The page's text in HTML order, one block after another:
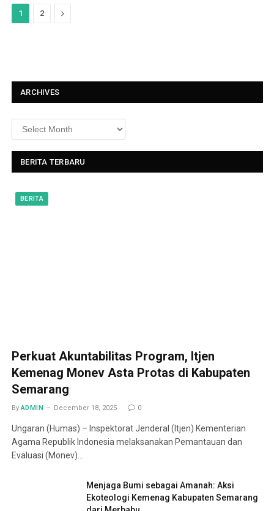
1 2
N
ARCHIVES
BERITA TERBARU
BERITA
Perkuat Akuntabilitas Program, Itjen
Kemenag Monev Asta Protas di Kabupaten
Semarang
By ADMIN December 18, 2025 0
Ungaran (Humas) – Inspektorat Jenderal (Itjen) Kementerian
Agama Republik Indonesia melaksanakan Pemantauan dan
Evaluasi (Monev)…
Menjaga Bumi sebagai Amanah: Aksi
Ekoteologi Kemenag Kabupaten Semarang